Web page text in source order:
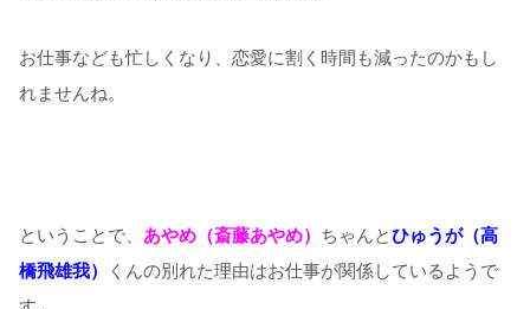
お仕事なども忙しくなり、恋愛に割く時間も減ったのかもし
れませんね。
ということで、 あやめ（斎藤あやめ） ちゃんとひゅうが（高
橋飛雄我）
くんの別れた理由はお仕事が関係しているようで